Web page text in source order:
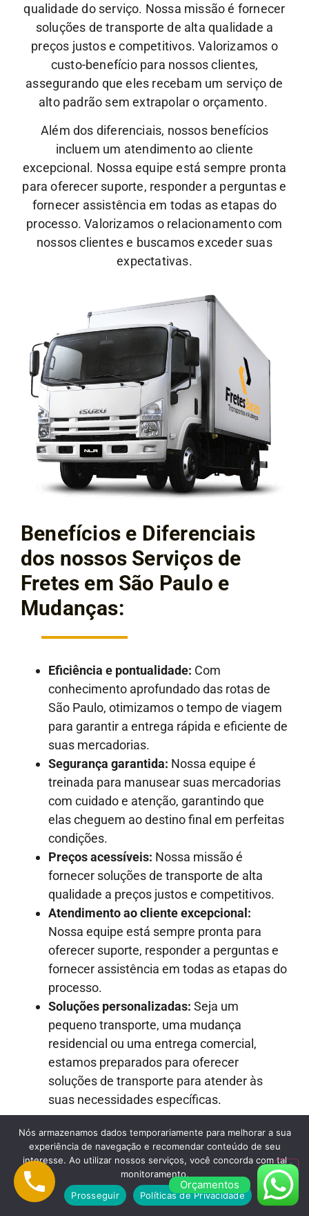
qualidade do serviço. Nossa missão é fornecer
soluções de transporte de alta qualidade a
preços justos e competitivos. Valorizamos o
custo-benefício para nossos clientes,
assegurando que eles recebam um serviço de
alto padrão sem extrapolar o orçamento.
Além dos diferenciais, nossos benefícios
incluem um atendimento ao cliente
excepcional. Nossa equipe está sempre pronta
para oferecer suporte, responder a perguntas e
fornecer assistência em todas as etapas do
processo. Valorizamos o relacionamento com
nossos clientes e buscamos exceder suas
expectativas.
Benefícios e Diferenciais
dos nossos Serviços de
Fretes em São Paulo e
Mudanças:
Eficiência e pontualidade: Com
conhecimento aprofundado das rotas de
São Paulo, otimizamos o tempo de viagem
para garantir a entrega rápida e eficiente de
suas mercadorias.
Segurança garantida: Nossa equipe é
treinada para manusear suas mercadorias
com cuidado e atenção, garantindo que
elas cheguem ao destino final em perfeitas
condições.
Preços acessíveis: Nossa missão é
fornecer soluções de transporte de alta
qualidade a preços justos e competitivos.
Atendimento ao cliente excepcional:
Nossa equipe está sempre pronta para
oferecer suporte, responder a perguntas e
fornecer assistência em todas as etapas do
processo.
Soluções personalizadas: Seja um
pequeno transporte, uma mudança
residencial ou uma entrega comercial,
estamos preparados para oferecer
soluções de transporte para atender às
suas necessidades específicas.
SERVIÇOS DE CARRETO DE MÓVEIS
Orçamentos
Nós armazenamos dados temporariamente para melhorar a sua
experiência de navegação e recomendar conteúdo de seu
interesse. Ao utilizar nossos serviços, você concorda com tal
monitoramento.
Prosseguir
Políticas de Privacidade